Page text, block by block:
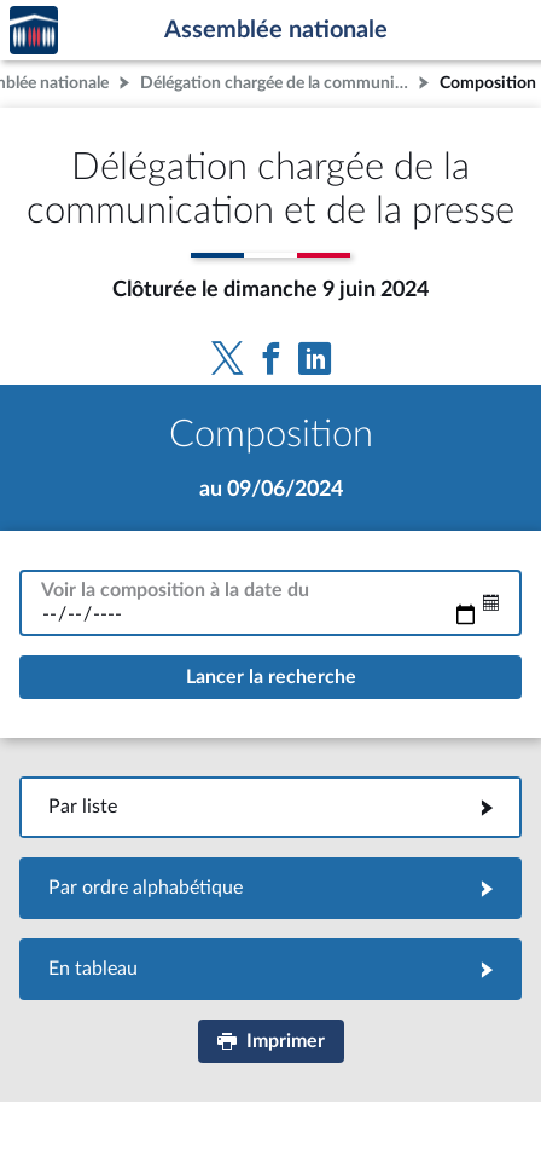
Aller au contenu
Aller en bas de la page
Accèder
à la
page
d'accueil
Assemblée nationale
nationale Délégation chargée de la communication et de la presse Composition
Délégation chargée de la
communication et de la presse
Clôturée le dimanche 9 juin 2024
Composition
au 09/06/2024
Voir la composition à la date du
Par liste
Par ordre alphabétiquePar ordre alphabétique
En tableau
Imprimer